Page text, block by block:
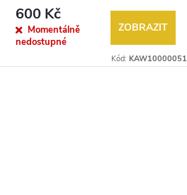
600 Kč
Momentálně
nedostupné
ZOBRAZIT
Kód: KAW10000051